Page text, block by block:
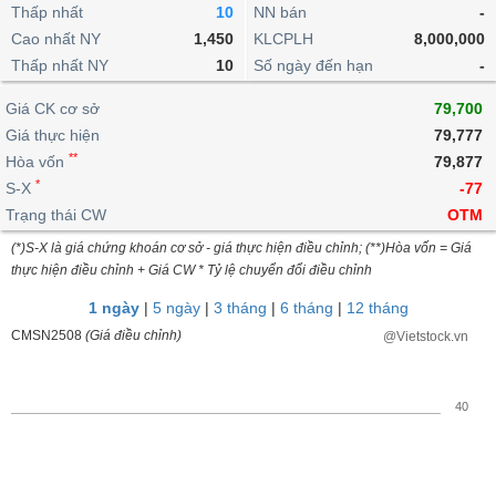
lỗ
dịch
nội
Niên
giám
Tài
liệu
cổ
Định
giá
ngoài
doanh
Top
cổ
phiếu
ngành
dịch
Chứng
quyền
quan
Thống
giao
dịch
Thống
giao
dịch
Tin
tức
Phân
tích
kỹ
thuật
trực
tuyến
Bộ
lọc
cổ
So
Vĩ
mô
lai
Chứng
quyền
Trái
phiếu
IR
Awards
tạo
Dịch
vụ
Thấp nhất
10
Cao nhất NY
1,450
Thấp nhất NY
10
NN bán
-
KLCPLH
8,000,000
Số ngày đến hạn
-
Giá CK cơ sở
79,700
Giá thực hiện
79,777
Hòa vốn **
79,877
S-X *
-77
Trạng thái CW
OTM
(*)S-X là giá chứng khoán cơ sở - giá thực hiện điều chỉnh; (**)Hòa vốn = Giá
thực hiện điều chỉnh + Giá CW * Tỷ lệ chuyển đổi điều chỉnh
1 ngày| 5 ngày| 3 tháng | 6 tháng | 12 tháng
CMSN2508 (Giá điều chỉnh) @Vietstock.vn
40
BẤT
ĐỘNG
SẢN
TÀI
CHÍNH
HÀNG